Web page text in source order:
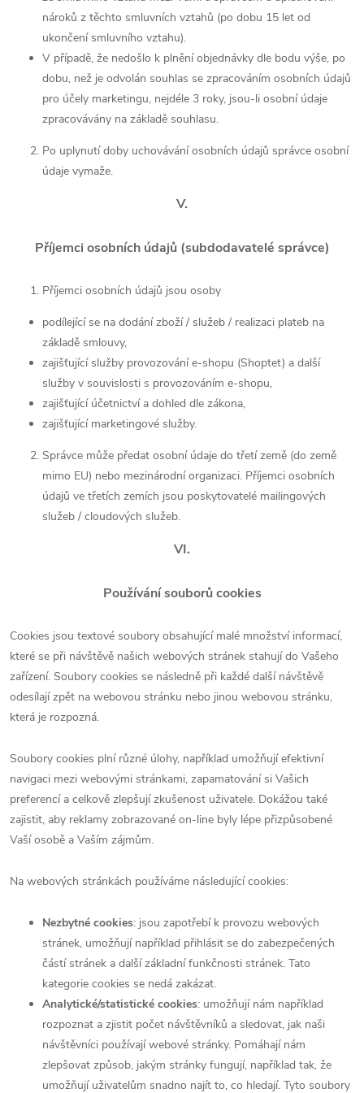
nároků z těchto smluvních vztahů (po dobu 15 let od
ukončení smluvního vztahu).
V případě, že nedošlo k plnění objednávky dle bodu výše, po
dobu, než je odvolán souhlas se zpracováním osobních údajů
pro účely marketingu, nejdéle 3 roky, jsou-li osobní údaje
zpracovávány na základě souhlasu.
Po uplynutí doby uchovávání osobních údajů správce osobní
údaje vymaže.
V.
Příjemci osobních údajů (subdodavatelé správce)
Příjemci osobních údajů jsou osoby
podílející se na dodání zboží / služeb / realizaci plateb na
základě smlouvy,
zajišťující služby provozování e-shopu (Shoptet) a další
služby v souvislosti s provozováním e-shopu,
zajišťující účetnictví a dohled dle zákona,
zajišťující marketingové služby.
Správce může předat osobní údaje do třetí země (do země
mimo EU) nebo mezinárodní organizaci. Příjemci osobních
údajů ve třetích zemích jsou poskytovatelé mailingových
služeb / cloudových služeb.
VI.
Používání souborů cookies
Cookies jsou textové soubory obsahující malé množství informací,
které se při návštěvě našich webových stránek stahují do Vašeho
zařízení. Soubory cookies se následně při každé další návštěvě
odesílají zpět na webovou stránku nebo jinou webovou stránku,
která je rozpozná.
Soubory cookies plní různé úlohy, například umožňují efektivní
navigaci mezi webovými stránkami, zapamatování si Vašich
preferencí a celkově zlepšují zkušenost uživatele. Dokážou také
zajistit, aby reklamy zobrazované on-line byly lépe přizpůsobené
Vaší osobě a Vaším zájmům.
Na webových stránkách používáme následující cookies:
Nezbytné cookies: jsou zapotřebí k provozu webových
stránek, umožňují například přihlásit se do zabezpečených
částí stránek a další základní funkčnosti stránek. Tato
kategorie cookies se nedá zakázat.
Analytické/statistické cookies: umožňují nám například
rozpoznat a zjistit počet návštěvníků a sledovat, jak naši
návštěvníci používají webové stránky. Pomáhají nám
zlepšovat způsob, jakým stránky fungují, například tak, že
umožňují uživatelům snadno najít to, co hledají. Tyto soubory